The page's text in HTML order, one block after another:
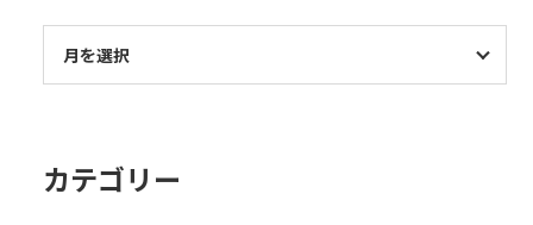
カテゴリー